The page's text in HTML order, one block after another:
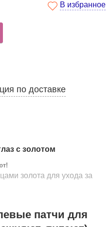
В избранное
по доставке
с золотом
золота для ухода за
«лепестки»
Патчи помогут
патчи для